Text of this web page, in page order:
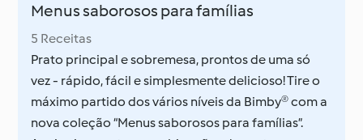
Menus saborosos para famílias
5 Receitas
Prato principal e sobremesa, prontos de uma só
vez - rápido, fácil e simplesmente delicioso! Tire o
máximo partido dos vários níveis da Bimby® com a
nova coleção “Menus saborosos para famílias”.